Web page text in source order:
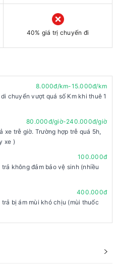
40% giá trị chuyến đi
8.000đ/km-15.000đ/km
chuyển vượt quá số Km khi thuê 1
80.000đ/giờ-240.000đ/giờ
xe trễ giờ. Trường hợp trễ quá 5h,
xe )
100.000đ
không đảm bảo vệ sinh (nhiều
400.000đ
bị ám mùi khó chịu (mùi thuốc